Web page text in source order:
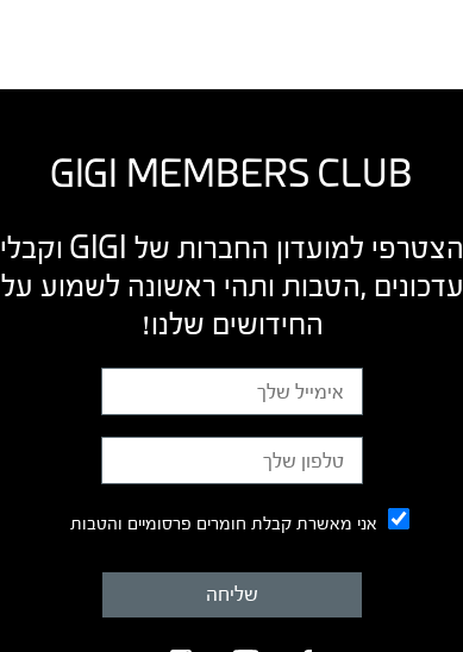
GIGI MEMBERS CLUB
הצטרפי למועדון החברות של GIGI וקבלי
עדכונים ,הטבות ותהי ראשונה לשמוע על
החידושים שלנו!
אני מאשרת קבלת חומרים פרסומיים והטבות